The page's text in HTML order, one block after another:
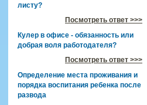
листу?
Посмотреть ответ >>>
Кулер в офисе - обязанность или
добрая воля работодателя?
Посмотреть ответ >>>
Определение места проживания и
порядка воспитания ребенка после
развода